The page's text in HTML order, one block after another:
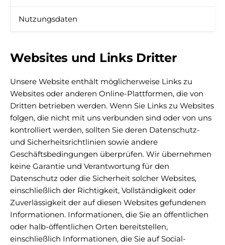
Nutzungsdaten
Websites und Links Dritter
Unsere Website enthält möglicherweise Links zu
Websites oder anderen Online-Plattformen, die von
Dritten betrieben werden. Wenn Sie Links zu Websites
folgen, die nicht mit uns verbunden sind oder von uns
kontrolliert werden, sollten Sie deren Datenschutz-
und Sicherheitsrichtlinien sowie andere
Geschäftsbedingungen überprüfen. Wir übernehmen
keine Garantie und Verantwortung für den
Datenschutz oder die Sicherheit solcher Websites,
einschließlich der Richtigkeit, Vollständigkeit oder
Zuverlässigkeit der auf diesen Websites gefundenen
Informationen. Informationen, die Sie an öffentlichen
oder halb-öffentlichen Orten bereitstellen,
einschließlich Informationen, die Sie auf Social-